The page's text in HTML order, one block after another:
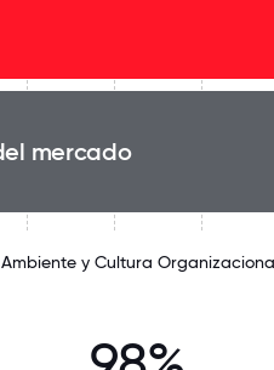
mercado
y Cultura